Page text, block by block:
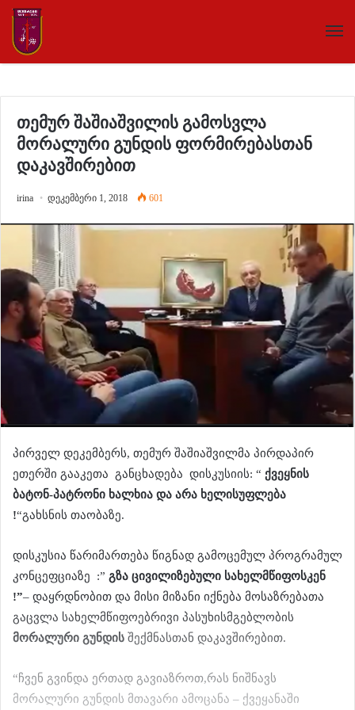
თემურ შაშიაშვილის გამოსვლა
მორალური გუნდის ფორმირებასთან
დაკავშირებით
irina დეკემბერი 1, 2018 601
პირველ დეკემბერს, თემურ შაშიაშვილმა პირდაპირ
ეთერში გააკეთა განცხადება დისკუსიის: “ ქვეყნის
ბატონ-პატრონი ხალხია და არა ხელისუფლება
!“გახსნის თაობაზე.
დისკუსია წარიმართება წიგნად გამოცემულ პროგრამულ
კონცეფციაზე :” გზა ცივილიზებული სახელმწიფოსკენ
!”– დაყრდნობით და მისი მიზანი იქნება მოსაზრებათა
გაცვლა სახელმწიფოებრივი პასუხისმგებლობის
მორალური გუნდის შექმნასთან დაკავშირებით.
“ჩვენ გვინდა ერთად გავიაზროთ,რას ნიშნავს
მორალური გუნდის მთავარი ამოცანა – ქვეყანაში